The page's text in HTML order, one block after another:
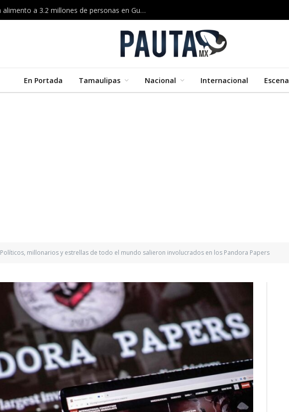
El Niño amenaza con dejar sin alimento a 3.2 millones de personas en Guatemala
En Portada Tamaulipas Nacional Internacional Escena
Políticos, millonarios y estrellas de todo el mundo salieron involucrados en los Pandora Papers